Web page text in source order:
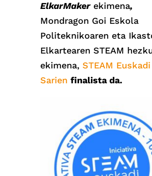
ElkarMakerekimena,
Mondragon Goi Eskola
Politeknikoaren eta
Elkartearen STEAM
ekimena, STEAM Euskadi
Sarien finalista da.